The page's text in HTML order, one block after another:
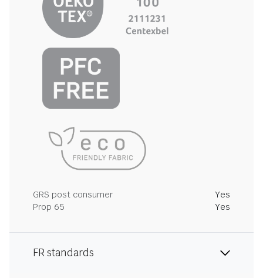
GRS post consumer
Yes
Prop 65
Yes
FR standards